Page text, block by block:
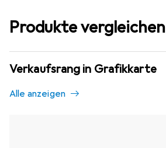
Produkte vergleichen
Verkaufsrang in Grafikkarte
Alle anzeigen